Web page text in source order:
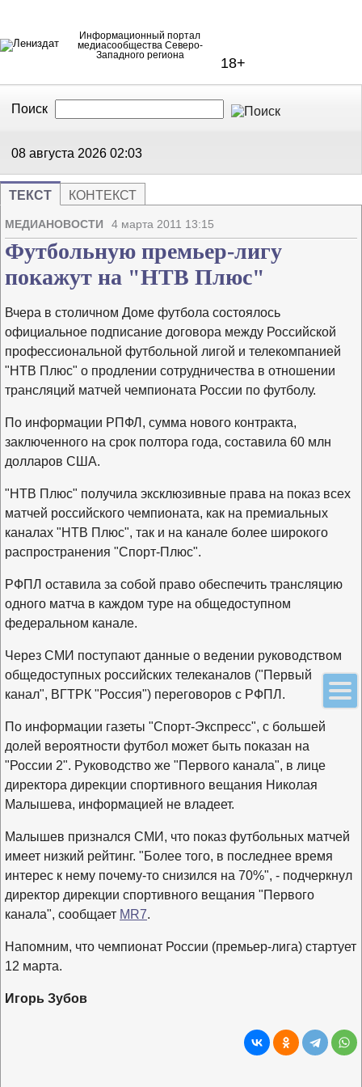
Информационный портал
медиасообщества Северо-
Западного региона
18+
Поиск
08 августа 2026 02:03
ТЕКСТ КОНТЕКСТ
МЕДИАНОВОСТИ 4 марта 2011 13:15
Футбольную премьер-лигу
покажут на "НТВ Плюс"
Вчера в столичном Доме футбола состоялось
официальное подписание договора между Российской
профессиональной футбольной лигой и телекомпанией
"НТВ Плюс" о продлении сотрудничества в отношении
трансляций матчей чемпионата России по футболу.
По информации РПФЛ, сумма нового контракта,
заключенного на срок полтора года, составила 60 млн
долларов США.
"НТВ Плюс" получила эксклюзивные права на показ всех
матчей российского чемпионата, как на премиальных
каналах "НТВ Плюс", так и на канале более широкого
распространения "Спорт-Плюс".
РФПЛ оставила за собой право обеспечить трансляцию
одного матча в каждом туре на общедоступном
федеральном канале.
Через СМИ поступают данные о ведении руководством
общедоступных российских телеканалов ("Первый
канал", ВГТРК "Россия") переговоров с РФПЛ.
По информации газеты "Спорт-Экспресс", с большей
долей вероятности футбол может быть показан на
"России 2". Руководство же "Первого канала", в лице
директора дирекции спортивного вещания Николая
Малышева, информацией не владеет.
Малышев признался СМИ, что показ футбольных матчей
имеет низкий рейтинг. "Более того, в последнее время
интерес к нему почему-то снизился на 70%", - подчеркнул
директор дирекции спортивного вещания "Первого
канала", сообщает MR7.
Напомним, что чемпионат России (премьер-лига) стартует
12 марта.
Игорь Зубов